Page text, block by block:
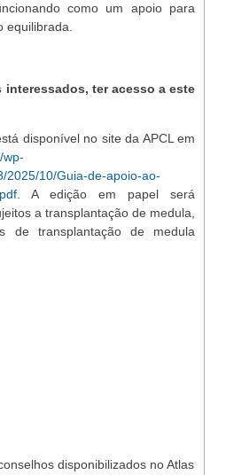
como um apoio para
equilibrada.
ter acesso a este
disponível no site da APCL em
wp-
2025/10/Guia-de-apoio-ao-
. A edição em papel será
a transplantação de medula,
de transplantação de medula
disponibilizados no Atlas